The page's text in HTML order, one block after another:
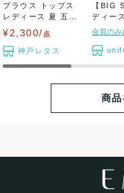
ブラウス トップス
レディース 夏 五分
¥2,300/ 点
神戸レタス
【BIG
ディー
チュニ
会員のみ
商